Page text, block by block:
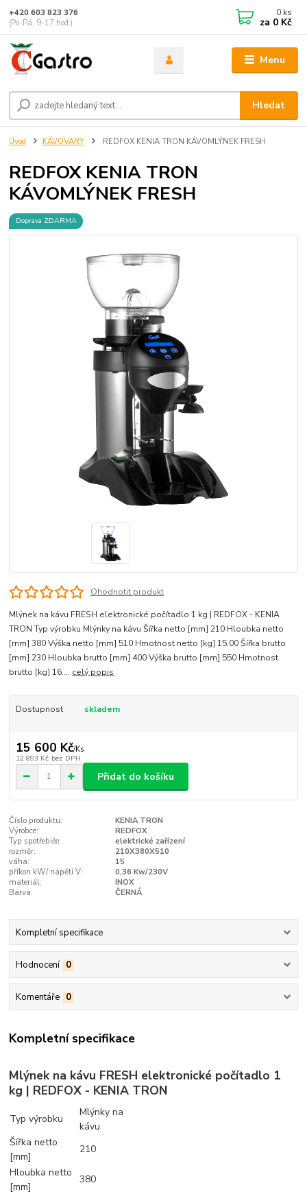
Menu
Hledat
+420 603 823 376
(Po-Pá, 9-17 hod.)
0 ks
za 0 Kč
Úvod KÁVOVARY REDFOX KENIA TRON KÁVOMLÝNEK FRESH
REDFOX KENIA TRON
KÁVOMLÝNEK FRESH
Doprava ZDARMA
Ohodnotit produkt
Mlýnek na kávu FRESH elektronické počítadlo 1 kg | REDFOX - KENIA
TRON Typ výrobku Mlýnky na kávu Šířka netto [mm] 210 Hloubka netto
[mm] 380 Výška netto [mm] 510 Hmotnost netto [kg] 15.00 Šířka brutto
[mm] 230 Hloubka brutto [mm] 400 Výška brutto [mm] 550 Hmotnost
brutto [kg] 16.... celý popis
Dostupnost skladem
15 600 Kč/Ks
12 893 Kč bez DPH
Přidat do košíku
Číslo produktu:
KENIA TRON
Výrobce:
REDFOX
Typ spotřebiče:
elektrické zařízení
rozměr:
210X380X510
váha:
15
příkon kW/ napětí V:
0,36 Kw/230V
materiál:
INOX
Barva:
ČERNÁ
Kompletní specifikace
Hodnocení 0
Komentáře 0
Kompletní specifikace
Mlýnek na kávu FRESH elektronické počítadlo 1
kg | REDFOX - KENIA TRON
Typ výrobku
Mlýnky na
kávu
Šířka netto
[mm]
210
Hloubka netto
[mm]
380